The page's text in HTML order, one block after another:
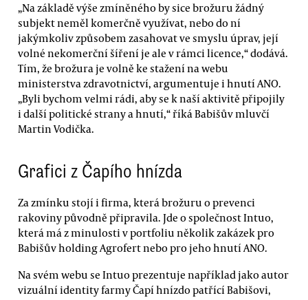
„Na základě výše zmíněného by sice brožuru žádný
subjekt neměl komerčně využívat, nebo do ní
jakýmkoliv způsobem zasahovat ve smyslu úprav, její
volné nekomerční šíření je ale v rámci licence,“ dodává.
Tím, že brožura je volně ke stažení na webu
ministerstva zdravotnictví, argumentuje i hnutí ANO.
„Byli bychom velmi rádi, aby se k naší aktivitě připojily
i další politické strany a hnutí,“ říká Babišův mluvčí
Martin Vodička.
Grafici z Čapího hnízda
Za zmínku stojí i firma, která brožuru o prevenci
rakoviny původně připravila. Jde o společnost Intuo,
která má z minulosti v portfoliu několik zakázek pro
Babišův holding Agrofert nebo pro jeho hnutí ANO.
Na svém webu se Intuo prezentuje například jako autor
vizuální identity farmy Čapí hnízdo patřící Babišovi,